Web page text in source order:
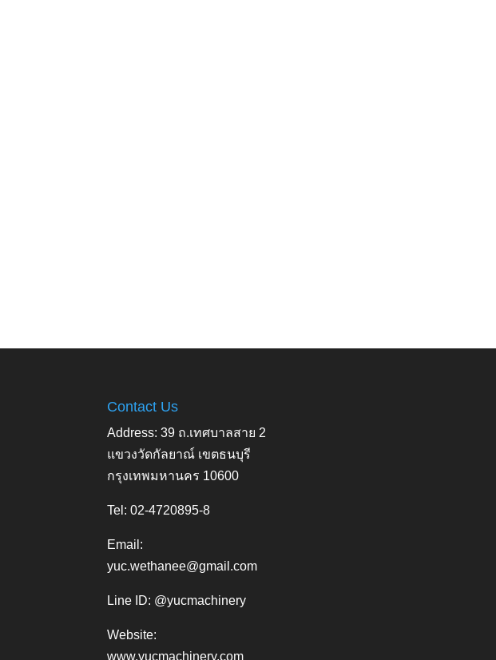
Contact Us
Address: 39 ถ.เทศบาลสาย 2
แขวงวัดกัลยาณ์ เขตธนบุรี
กรุงเทพมหานคร 10600
Tel: 02-4720895-8
Email:
yuc.wethanee@gmail.com
Line ID: @yucmachinery
Website:
www.yucmachinery.com